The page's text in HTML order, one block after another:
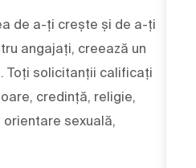
de a-ți crește și de a-ți
angajați, creează un
Toți solicitanții calificați
credință, religie,
sexuală,